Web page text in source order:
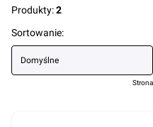
Produkty:2
Lista produktów
Sortowanie:
Domyślne
Strona